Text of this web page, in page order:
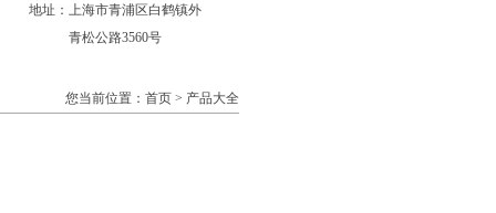
地址：上海市青浦区白鹤镇外
青松公路3560号
您当前位置：首页 > 产品大全